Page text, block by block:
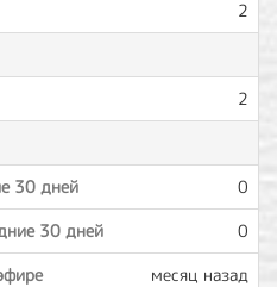
2
2
30 дней
0
30 дней
0
месяц назад